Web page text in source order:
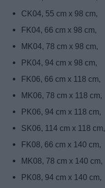
CK04, 55 cm x 98 cm,
FK04, 66 cm x 98 cm,
MK04, 78 cm x 98 cm,
PK04, 94 cm x 98 cm,
FK06, 66 cm x 118 cm,
MK06, 78 cm x 118 cm,
PK06, 94 cm x 118 cm,
SK06, 114 cm x 118 cm,
FK08, 66 cm x 140 cm,
MK08, 78 cm x 140 cm,
PK08, 94 cm x 140 cm,